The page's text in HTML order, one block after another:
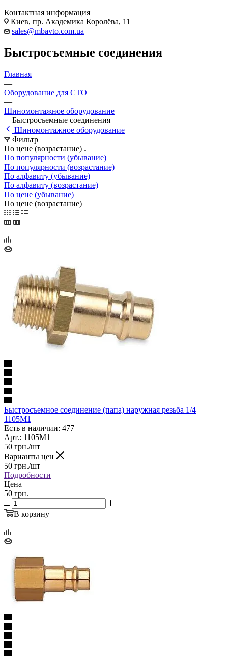
Контактная информация
Киев, пр. Академика Королёва, 11
sales@mbavto.com.ua
Быстросъемные соединения
Главная
—
Оборудование для СТО
—
Шиномонтажное оборудование
—Быстросъемные соединения
Шиномонтажное оборудование
Фильтр
По цене (возрастание)
По популярности (убывание)
По популярности (возрастание)
По алфавиту (убывание)
По алфавиту (возрастание)
По цене (убывание)
По цене (возрастание)
Быстросъемное соединение (папа) наружная резьба 1/4
1105M1
Есть в наличии: 477
Арт.: 1105M1
50 грн./шт
Варианты цен
50 грн./шт
Подробности
Цена
50 грн.
В корзину